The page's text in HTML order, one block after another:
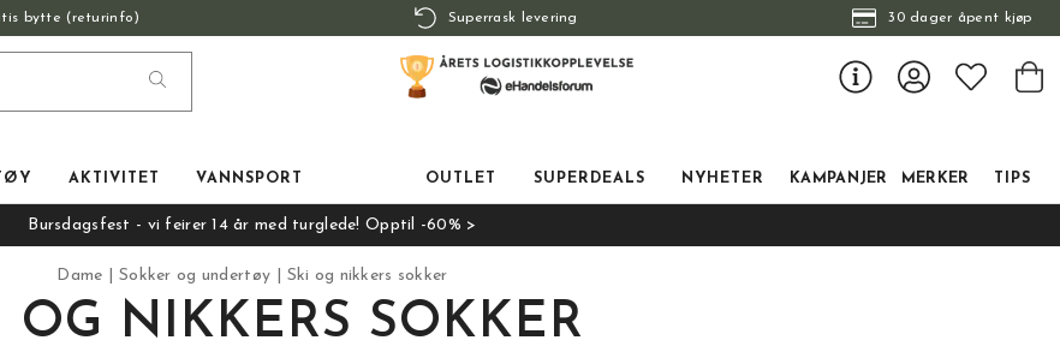
bytte (returinfo) Superrask levering 30 dager åpent kjøp
AKTIVITET VANNSPORT OUTLET SUPERDEALS NYHETER KAMPANJER MERKER TIPS
Bursdagsfest - vi feirer 14 år med turglede! Opptil -60% >
Dame Sokker og undertøy Ski og nikkers sokker
OG NIKKERS SOKKER